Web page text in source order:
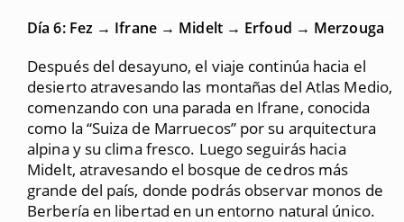
Día 6: Fez → Ifrane → Midelt → Erfoud → Merzouga
Después del desayuno, el viaje continúa hacia el
desierto atravesando las montañas del Atlas Medio,
comenzando con una parada en Ifrane, conocida
como la “Suiza de Marruecos” por su arquitectura
alpina y su clima fresco. Luego seguirás hacia
Midelt, atravesando el bosque de cedros más
grande del país, donde podrás observar monos de
Berbería en libertad en un entorno natural único.